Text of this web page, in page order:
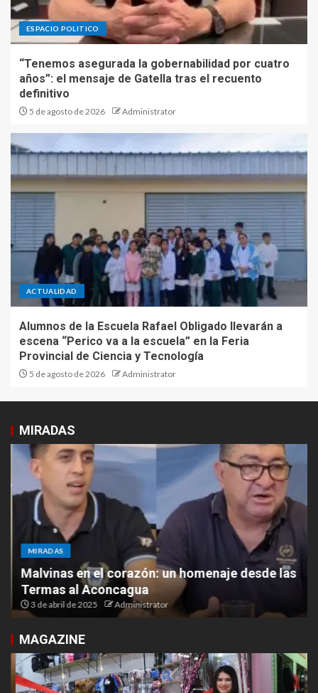
ESPACIO POLITICO
“Tenemos asegurada la gobernabilidad por cuatro
años”: el mensaje de Gatella tras el recuento
definitivo
5 de agosto de 2026 Administrator
ACTUALIDAD
Alumnos de la Escuela Rafael Obligado llevarán a
escena “Perico va a la escuela” en la Feria
Provincial de Ciencia y Tecnología
5 de agosto de 2026 Administrator
MIRADAS
MIRADAS
Malvinas en el corazón: un homenaje desde las
Termas al Aconcagua
3 de abril de 2025 Administrator
MAGAZINE